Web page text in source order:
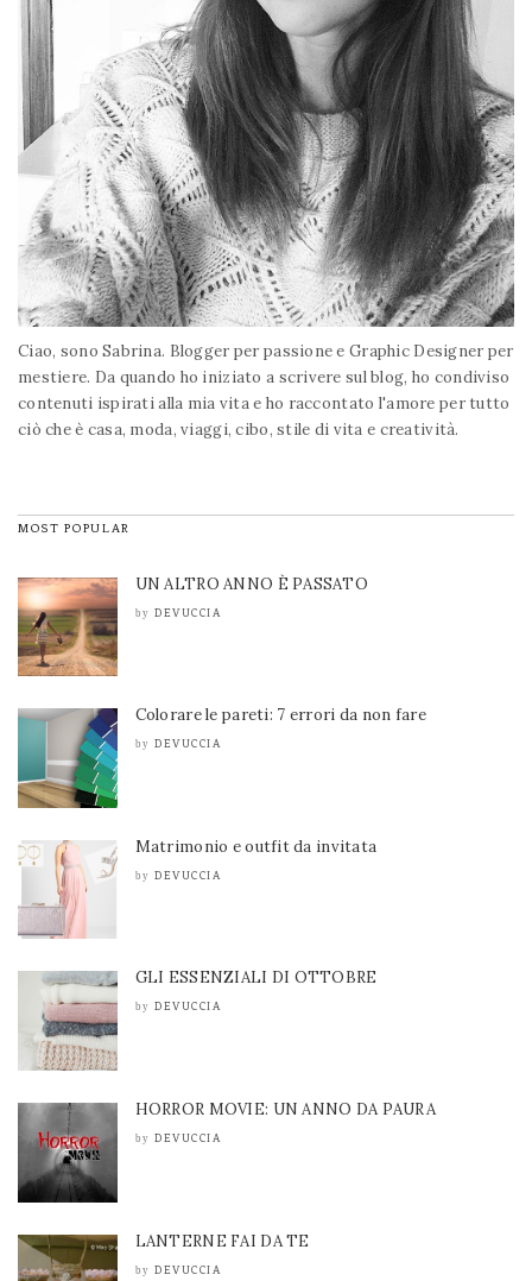
Ciao, sono Sabrina. Blogger per passione e Graphic Designer per
mestiere. Da quando ho iniziato a scrivere sul blog, ho condiviso
contenuti ispirati alla mia vita e ho raccontato l'amore per tutto
ciò che è casa, moda, viaggi, cibo, stile di vita e creatività.
MOST POPULAR
UN ALTRO ANNO È PASSATO
by DEVUCCIA
Colorare le pareti: 7 errori da non fare
by DEVUCCIA
Matrimonio e outfit da invitata
by DEVUCCIA
GLI ESSENZIALI DI OTTOBRE
by DEVUCCIA
HORROR MOVIE: UN ANNO DA PAURA
by DEVUCCIA
LANTERNE FAI DA TE
by DEVUCCIA